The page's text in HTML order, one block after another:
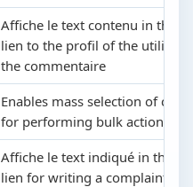
Affiche le text contenu in the
lien to the profil of the
the commentaire
Enables mass selection of
for performing bulk actions on
Affiche le text indiqué in the
lien for writing a complaint